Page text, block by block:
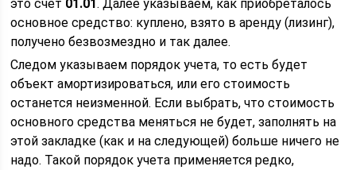
это счет 01.01. Далее указываем, как приобреталось
основное средство: куплено, взято в аренду (лизинг),
получено безвозмездно и так далее.
Следом указываем порядок учета, то есть будет
объект амортизироваться, или его стоимость
останется неизменной. Если выбрать, что стоимость
основного средства меняться не будет, заполнять на
этой закладке (как и на следующей) больше ничего не
надо. Такой порядок учета применяется редко,